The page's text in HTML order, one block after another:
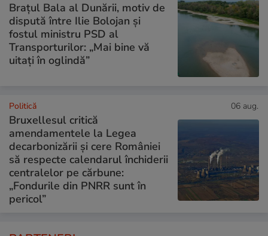
Brațul Bala al Dunării, motiv de
dispută între Ilie Bolojan și
fostul ministru PSD al
Transporturilor: „Mai bine vă
uitați în oglindă”
Politică 06 aug.
Bruxellesul critică
amendamentele la Legea
decarbonizării și cere României
să respecte calendarul închiderii
centralelor pe cărbune:
„Fondurile din PNRR sunt în
pericol”